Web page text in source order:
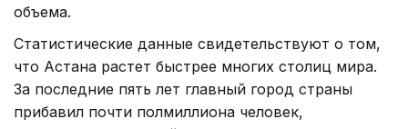
объема.
Статистические данные свидетельствуют о том,
что Астана растет быстрее многих столиц мира.
За последние пять лет главный город страны
прибавил почти полмиллиона человек,